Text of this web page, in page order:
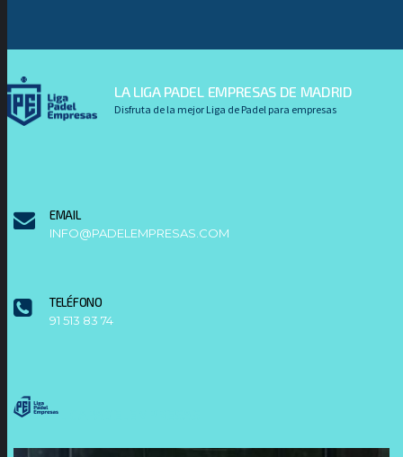
LA LIGA PADEL EMPRESAS DE MADRID
Disfruta de la mejor Liga de Padel para empresas
EMAIL
INFO@PADELEMPRESAS.COM
TELÉFONO
91 513 83 74